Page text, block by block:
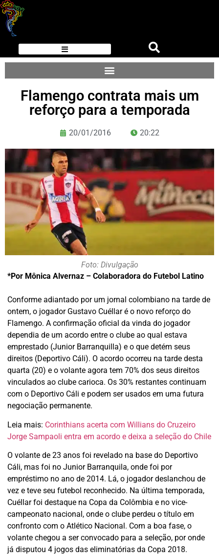
Flamengo contrata mais um
reforço para a temporada
20/01/2016 20:22
Foto: Divulgação
*Por Mônica Alvernaz – Colaboradora do Futebol Latino
Conforme adiantado por um jornal colombiano na tarde de
ontem, o jogador Gustavo Cuéllar é o novo reforço do
Flamengo. A confirmação oficial da vinda do jogador
dependia de um acordo entre o clube ao qual estava
emprestado (Junior Barranquilla) e o que detém seus
direitos (Deportivo Cáli). O acordo ocorreu na tarde desta
quarta (20) e o volante agora tem 70% dos seus direitos
vinculados ao clube carioca. Os 30% restantes continuam
com o Deportivo Cáli e podem ser usados em uma futura
negociação permanente.
Leia mais: Corinthians acerta com Willians do Cruzeiro
Jorge Sampaoli entra em acordo e deixa a seleção do Chile
O volante de 23 anos foi revelado na base do Deportivo
Cáli, mas foi no Junior Barranquila, onde foi por
empréstimo no ano de 2014. Lá, o jogador deslanchou de
vez e teve seu futebol reconhecido. Na última temporada,
Cuéllar foi destaque na Copa da Colômbia e no vice-
campeonato nacional, onde o clube perdeu o título em
confronto com o Atlético Nacional. Com a boa fase, o
volante chegou a ser convocado para a seleção, por onde
já disputou 4 jogos das eliminatórias da Copa 2018.